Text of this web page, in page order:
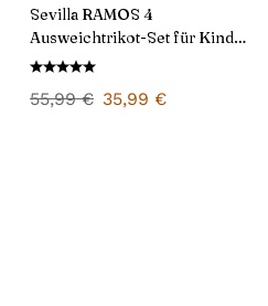
Sevilla RAMOS 4
Ausweichtrikot-Set für Kinder
2024/25
55,99€ 35,99 €